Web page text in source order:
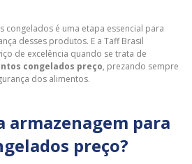
congelados é uma etapa essencial para
desses produtos. E a Taff Brasil
de excelência quando se trata de
congelados preço, prezando sempre
dos alimentos.
armazenagem para
preço?